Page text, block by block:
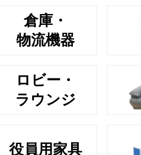
倉庫・
物流機器
ロビー・
ラウンジ
役員用家具